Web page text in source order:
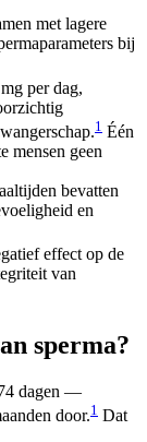
met lagere
bij
per dag,
1 Één
mensen geen
bevatten
en
effect op de
van
sperma?
dagen —
door.1 Dat